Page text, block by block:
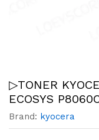
▷TONER
ECOSYS
Brand: kyocera